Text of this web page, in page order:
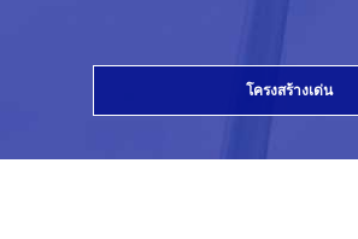
โครงสร้างเด่น